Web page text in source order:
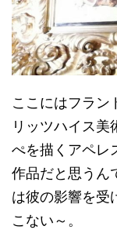
ここにはフラン
リッツハイス美
ぺを描くアペレ
作品だと思うん
は彼の影響を受
こない～。